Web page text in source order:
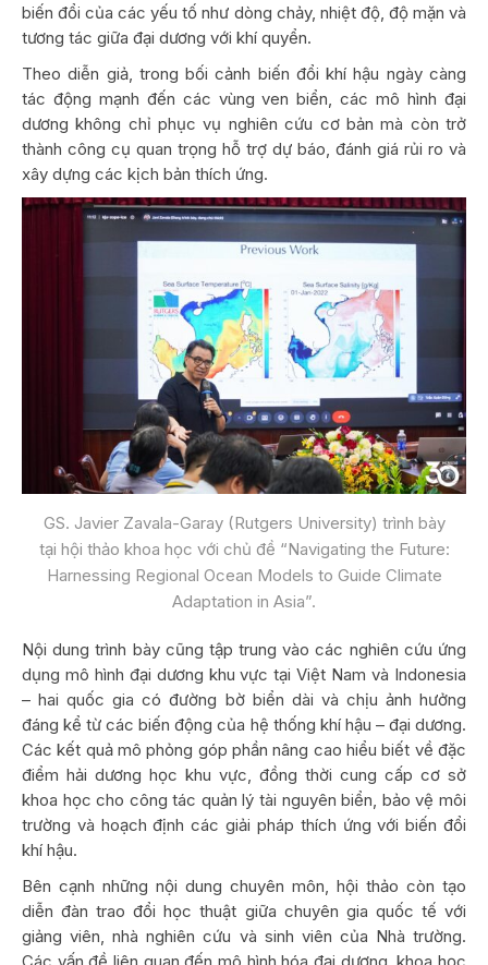
biến đổi của các yếu tố như dòng chảy, nhiệt độ, độ mặn và
tương tác giữa đại dương với khí quyển.
Theo diễn giả, trong bối cảnh biến đổi khí hậu ngày càng
tác động mạnh đến các vùng ven biển, các mô hình đại
dương không chỉ phục vụ nghiên cứu cơ bản mà còn trở
thành công cụ quan trọng hỗ trợ dự báo, đánh giá rủi ro và
xây dựng các kịch bản thích ứng.
GS. Javier Zavala-Garay (Rutgers University) trình bày
tại hội thảo khoa học với chủ đề “Navigating the Future:
Harnessing Regional Ocean Models to Guide Climate
Adaptation in Asia”.
Nội dung trình bày cũng tập trung vào các nghiên cứu ứng
dụng mô hình đại dương khu vực tại Việt Nam và Indonesia
– hai quốc gia có đường bờ biển dài và chịu ảnh hưởng
đáng kể từ các biến động của hệ thống khí hậu – đại dương.
Các kết quả mô phỏng góp phần nâng cao hiểu biết về đặc
điểm hải dương học khu vực, đồng thời cung cấp cơ sở
khoa học cho công tác quản lý tài nguyên biển, bảo vệ môi
trường và hoạch định các giải pháp thích ứng với biến đổi
khí hậu.
Bên cạnh những nội dung chuyên môn, hội thảo còn tạo
diễn đàn trao đổi học thuật giữa chuyên gia quốc tế với
giảng viên, nhà nghiên cứu và sinh viên của Nhà trường.